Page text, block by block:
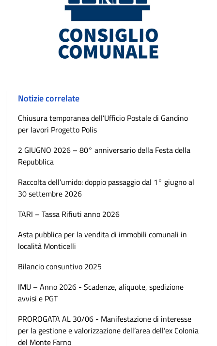
Notizie correlate
Chiusura temporanea dell’Ufficio Postale di Gandino
per lavori Progetto Polis
2 GIUGNO 2026 – 80° anniversario della Festa della
Repubblica
Raccolta dell’umido: doppio passaggio dal 1° giugno al
30 settembre 2026
TARI – Tassa Rifiuti anno 2026
Asta pubblica per la vendita di immobili comunali in
località Monticelli
Bilancio consuntivo 2025
IMU – Anno 2026 - Scadenze, aliquote, spedizione
avvisi e PGT
PROROGATA AL 30/06 - Manifestazione di interesse
per la gestione e valorizzazione dell’area dell’ex Colonia
del Monte Farno